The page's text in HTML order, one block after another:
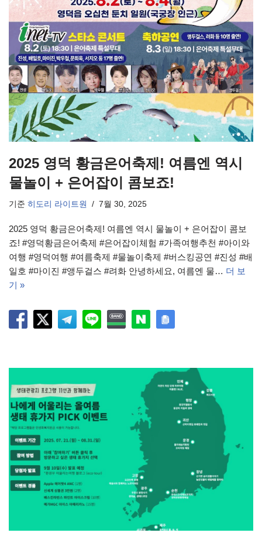
2025 영덕 황금은어축제! 여름엔 역시
물놀이 + 은어잡이 콤보죠!
기준 히도리 라이트원 7월 30, 2025
2025 영덕 황금은어축제! 여름엔 역시 물놀이 + 은어잡이 콤보
죠! #영덕황금은어축제 #은어잡이체험 #가족여행추천 #아이와
여행 #영덕여행 #여름축제 #물놀이축제 #버스킹공연 #진성 #배
일호 #마이진 #앵두걸스 #려화 안녕하세요, 여름엔 물… 더 보
기 »